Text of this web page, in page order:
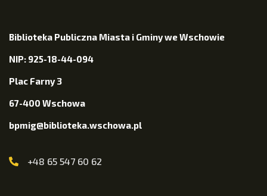
Biblioteka Publiczna Miasta i Gminy we Wschowie
NIP: 925-18-44-094
Plac Farny 3
67-400 Wschowa
bpmig@biblioteka.wschowa.pl
+48 65 547 60 62